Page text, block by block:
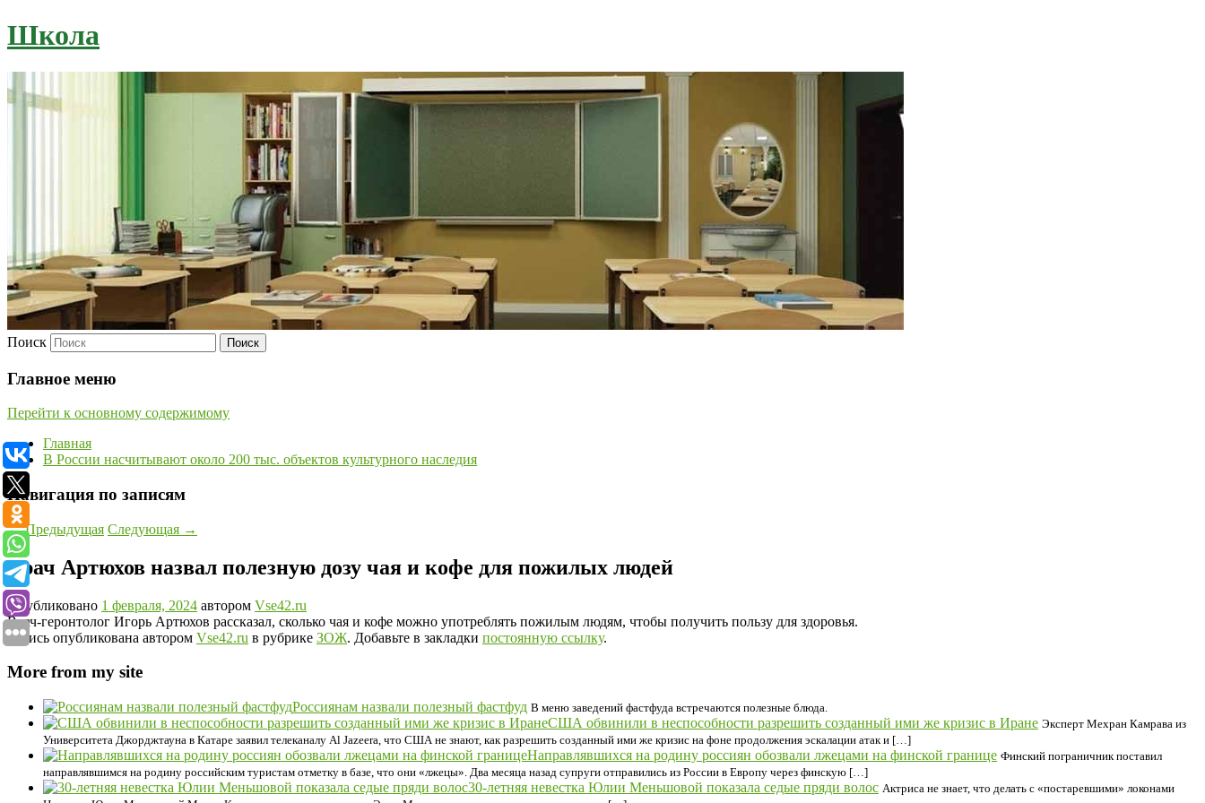
Школа
Поиск
Главное меню
Перейти к основному содержимому
Главная
В России насчитывают около 200 тыс. объектов культурного наследия
Навигация по записям
←Предыдущая Следующая →
Врач Артюхов назвал полезную дозу чая и кофе для пожилых людей
Опубликовано 1 февраля, 2024 автором Vse42.ru
Врач-геронтолог Игорь Артюхов рассказал, сколько чая и кофе можно употреблять пожилым людям, чтобы получить пользу для здоровья.
Запись опубликована автором Vse42.ru в рубрике ЗОЖ. Добавьте в закладки постоянную ссылку.
More from my site
Россиянам назвали полезный фастфуд В меню заведений фастфуда встречаются полезные блюда.
США обвинили в неспособности разрешить созданный ими же кризис в Иране Эксперт Мехран Камрава из
Университета Джорджтауна в Катаре заявил телеканалу Al Jazeera, что США не знают, как разрешить созданный ими же кризис на фоне продолжения эскалации атак и […]
Направлявшихся на родину россиян обозвали лжецами на финской границе Финский пограничник поставил
направлявшимся на родину российским туристам отметку в базе, что они «лжецы». Два месяца назад супруги отправились из России в Европу через финскую […]
30-летняя невестка Юлии Меньшовой показала седые пряди волос Актриса не знает, что делать с «постаревшими» локонами